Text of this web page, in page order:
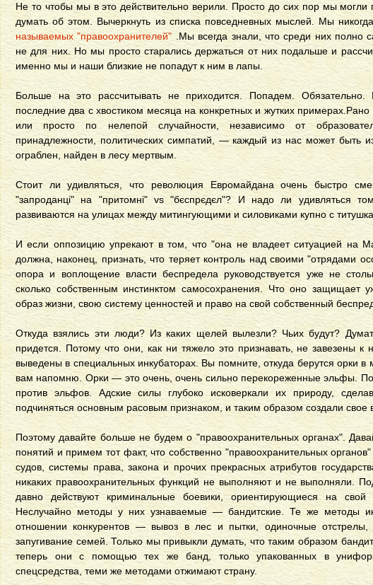
Не то чтобы мы в это действительно верили. Просто до сих пор мы могли
думать об этом. Вычеркнуть из списка повседневных мыслей. Мы
называемых "правоохранителей" .Мы всегда знали, что среди них полно
не для них. Но мы просто старались держаться от них подальше и
именно мы и наши близкие не попадут к ним в лапы.
Больше на это рассчитывать не приходится. Попадем.
последние два с хвостиком месяца на конкретных и жутких
или просто по нелепой случайности, независимо от
принадлежности, политических симпатий, — каждый из нас может быть
ограблен, найден в лесу мертвым.
Стоит ли удивляться, что революция Евромайдана очень быстро
"запроданці" на "притомні" vs "бєспрєдєл"? И надо ли удивляться
развиваются на улицах между митингующими и силовиками купно с
И если оппозицию упрекают в том, что "она не владеет ситуацией на
должна, наконец, признать, что теряет контроль над своими "отрядами
опора и воплощение власти беспредела руководствуется уже не
сколько собственным инстинктом самосохранения. Что оно защищает
образ жизни, свою систему ценностей и право на свой собственный
Откуда взялись эти люди? Из каких щелей вылезли? Чьих будут?
придется. Потому что они, как ни тяжело это признавать, не завезены
выведены в специальных инкубаторах. Вы помните, откуда берутся орки в
вам напомню. Орки — это очень, очень сильно перекореженные эльфы.
против эльфов. Адские силы глубоко исковеркали их природу,
подчиняться основным расовым признаком, и таким образом создали свое
Поэтому давайте больше не будем о "правоохранительных органах".
понятий и примем тот факт, что собственно "правоохранительных
судов, системы права, закона и прочих прекрасных атрибутов
никаких правоохранительных функций не выполняют и не выполняли.
давно действуют криминальные боевики, ориентирующиеся на свой
Неслучайно методы у них узнаваемые — бандитские. Те же методы
отношении конкурентов — вывоз в лес и пытки, одиночные отстрелы,
запугивание семей. Только мы привыкли думать, что таким образом
теперь они с помощью тех же банд, только упакованных в
спецсредства, теми же методами отжимают страну.